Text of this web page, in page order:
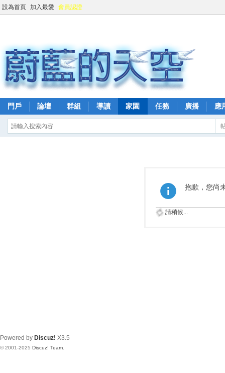
設為首頁 加入最愛 會員認證
門戶 論壇 群組 導讀 家園 任務 廣播 應
抱歉，您尚
請稍候...
Powered by Discuz! X3.5
© 2001-2025 Discuz! Team